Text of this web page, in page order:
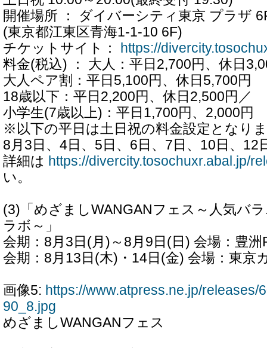
開催場所 ： ダイバーシティ東京 プラザ
(東京都江東区青海1-1-10 6F)
チケットサイト：
https://
料金(税込) ： 大人：平日2,700円、休日
大人ペア割：平日5,100円、休日5,700円
18歳以下：平日2,200円、休日2,500円／
小学生(7歳以上)：平日1,700円、2,000円
※以下の平日は土日祝の料金設定となり
8月3日、4日、5日、6日、7日、10日、12
詳細は https://divercity.tosochuxr.abal.jp/
い。
(3)「めざましWANGANフェス～人気バ
ラボ～」
会期：8月3日(月)～8月9日(日) 会場：豊洲
会期：8月13日(木)・14日(金) 会場：東京
画像5: https://www.atpress.ne.jp/releases/
90_8.jpg
めざましWANGANフェス